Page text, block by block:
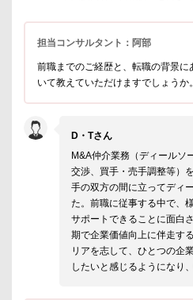
担当コンサルタント：阿部
前職までのご経歴と、転職の背景に
いて教えていただけますでしょうか。
D・Tさん
M&A仲介業務（ディールソ
交渉、買手・売手調整等）
手の双方の間に立ってディ
た。前職に従事する中で、
サポートできることに面白
期で企業価値向上に伴走す
リアを志して、ひとつの企
したいと感じるようになり